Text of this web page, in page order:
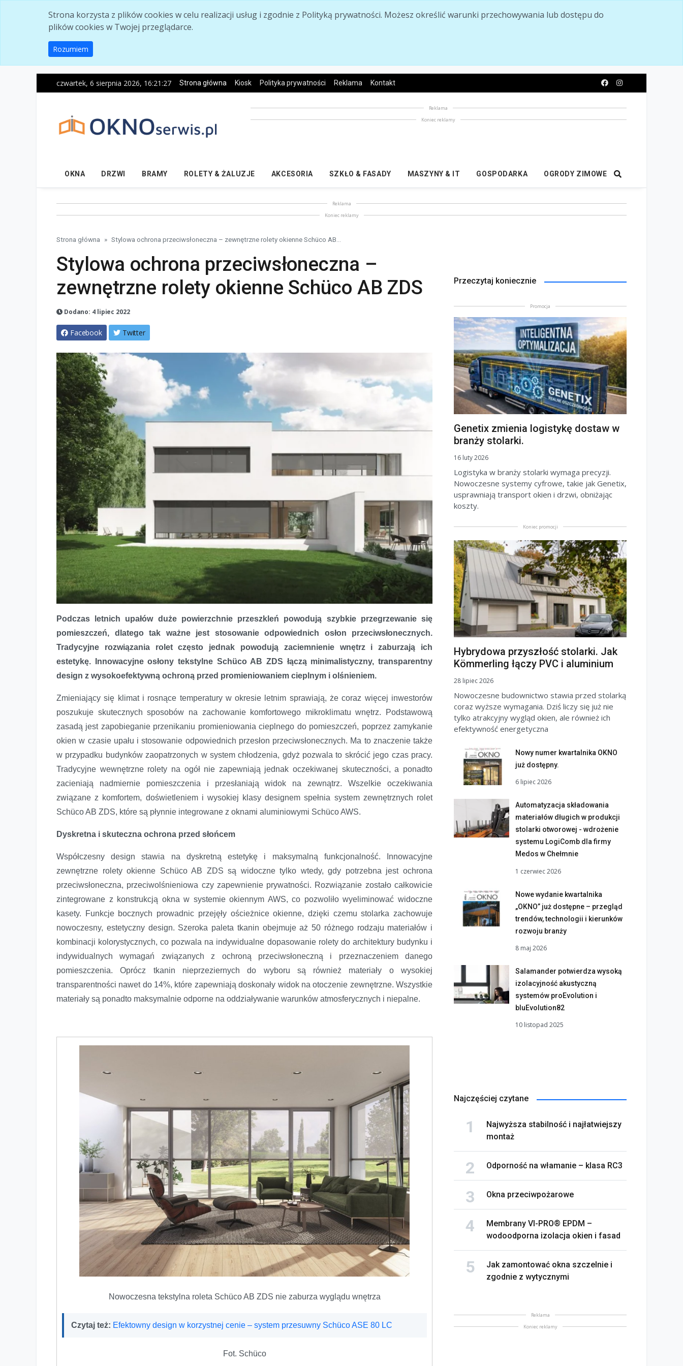
Strona korzysta z plików cookies w celu realizacji usług i zgodnie z Polityką prywatności. Możesz określić warunki przechowywania lub dostępu do
plików cookies w Twojej przeglądarce.
Rozumiem
czwartek, 6 sierpnia 2026, 16:21:28 Strona główna Kiosk Polityka prywatności Reklama Kontakt
Reklama
Koniec reklamy
OKNA DRZWI BRAMY ROLETY & ŻALUZJE AKCESORIA SZKŁO & FASADY MASZYNY & IT GOSPODARKA OGRODY ZIMOWE
Reklama
Koniec reklamy
Strona główna Stylowa ochrona przeciwsłoneczna – zewnętrzne rolety okienne Schüco AB...
Stylowa ochrona przeciwsłoneczna –
zewnętrzne rolety okienne Schüco AB ZDS
Dodano: 4 lipiec 2022
Facebook Twitter
Stylowa ochrona przeciwsłoneczna – zewnętrzne rolety okienne Schüco AB ZDS
Podczas letnich upałów duże powierzchnie przeszkleń powodują szybkie przegrzewanie się
pomieszczeń, dlatego tak ważne jest stosowanie odpowiednich osłon przeciwsłonecznych.
Tradycyjne rozwiązania rolet często jednak powodują zaciemnienie wnętrz i zaburzają ich
estetykę. Innowacyjne osłony tekstylne Schüco AB ZDS łączą minimalistyczny, transparentny
design z wysokoefektywną ochroną przed promieniowaniem cieplnym i olśnieniem.
Zmieniający się klimat i rosnące temperatury w okresie letnim sprawiają, że coraz więcej inwestorów
poszukuje skutecznych sposobów na zachowanie komfortowego mikroklimatu wnętrz. Podstawową
zasadą jest zapobieganie przenikaniu promieniowania cieplnego do pomieszczeń, poprzez zamykanie
okien w czasie upału i stosowanie odpowiednich przesłon przeciwsłonecznych. Ma to znaczenie także
w przypadku budynków zaopatrzonych w system chłodzenia, gdyż pozwala to skrócić jego czas pracy.
Tradycyjne wewnętrzne rolety na ogół nie zapewniają jednak oczekiwanej skuteczności, a ponadto
zacieniają nadmiernie pomieszczenia i przesłaniają widok na zewnątrz. Wszelkie oczekiwania
związane z komfortem, doświetleniem i wysokiej klasy designem spełnia system zewnętrznych rolet
Schüco AB ZDS, które są płynnie integrowane z oknami aluminiowymi Schüco AWS.
Dyskretna i skuteczna ochrona przed słońcem
Współczesny design stawia na dyskretną estetykę i maksymalną funkcjonalność. Innowacyjne
zewnętrzne rolety okienne Schüco AB ZDS są widoczne tylko wtedy, gdy potrzebna jest ochrona
przeciwsłoneczna, przeciwolśnieniowa czy zapewnienie prywatności. Rozwiązanie zostało całkowicie
zintegrowane z konstrukcją okna w systemie okiennym AWS, co pozwoliło wyeliminować widoczne
kasety. Funkcje bocznych prowadnic przejęły ościeżnice okienne, dzięki czemu stolarka zachowuje
nowoczesny, estetyczny design. Szeroka paleta tkanin obejmuje aż 50 różnego rodzaju materiałów i
kombinacji kolorystycznych, co pozwala na indywidualne dopasowanie rolety do architektury budynku i
indywidualnych wymagań związanych z ochroną przeciwsłoneczną i przeznaczeniem danego
pomieszczenia. Oprócz tkanin nieprzeziernych do wyboru są również materiały o wysokiej
transparentności nawet do 14%, które zapewniają doskonały widok na otoczenie zewnętrzne. Wszystkie
materiały są ponadto maksymalnie odporne na oddziaływanie warunków atmosferycznych i niepalne.
Nowoczesna tekstylna roleta Schüco AB ZDS nie zaburza wyglądu wnętrza
Czytaj też: Efektowny design w korzystnej cenie – system przesuwny Schüco ASE 80 LC
Fot. Schüco
Przeczytaj koniecznie
Promocja
Genetix zmienia logistykę dostaw w
branży stolarki.
16 luty 2026
Logistyka w branży stolarki wymaga precyzji.
Nowoczesne systemy cyfrowe, takie jak Genetix,
usprawniają transport okien i drzwi, obniżając
koszty.
Koniec promocji
Hybrydowa przyszłość stolarki. Jak
Kömmerling łączy PVC i aluminium
28 lipiec 2026
Nowoczesne budownictwo stawia przed stolarką
coraz wyższe wymagania. Dziś liczy się już nie
tylko atrakcyjny wygląd okien, ale również ich
efektywność energetyczna
Nowy numer kwartalnika OKNO
już dostępny.
6 lipiec 2026
Automatyzacja składowania
materiałów długich w produkcji
stolarki otworowej - wdrożenie
systemu LogiComb dla firmy
Medos w Chełmnie
1 czerwiec 2026
Nowe wydanie kwartalnika
„OKNO” już dostępne – przegląd
trendów, technologii i kierunków
rozwoju branży
8 maj 2026
Salamander potwierdza wysoką
izolacyjność akustyczną
systemów proEvolution i
bluEvolution82
10 listopad 2025
Najczęściej czytane
Najwyższa stabilność i najłatwiejszy
montaż
Odporność na włamanie – klasa RC3
Okna przeciwpożarowe
Membrany VI-PRO® EPDM –
wodoodporna izolacja okien i fasad
Jak zamontować okna szczelnie i
zgodnie z wytycznymi
Reklama
Koniec reklamy